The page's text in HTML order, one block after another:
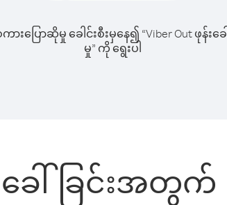
ားပြောဆိုမှု ခေါင်းစီးမှနေ၍ “Viber Out ဖုန်းခေါ်
မှု” ကို ရွေးပါ
ခေါ်ခြင်းအတွက်